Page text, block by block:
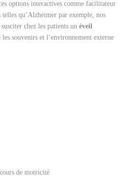
options interactives comme facilitateur
qu’Alzheimer par exemple, nos
chez les patients un éveil
souvenirs et l’environnement externe
de motricité